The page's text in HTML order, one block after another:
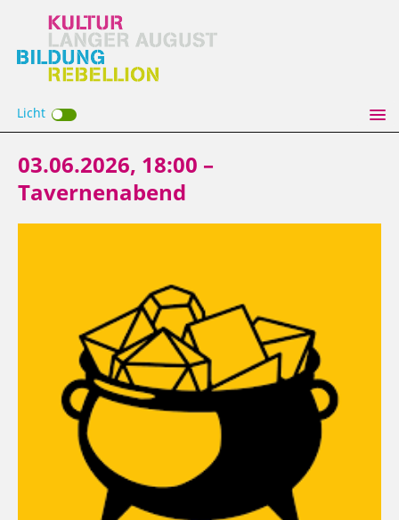
Licht
03.06.2026, 18:00 –
Tavernenabend